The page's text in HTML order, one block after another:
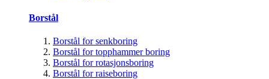
Borstål
Borstål for senkboring
Borstål for topphammer boring
Borstål for rotasjonsboring
Borstål for raiseboring